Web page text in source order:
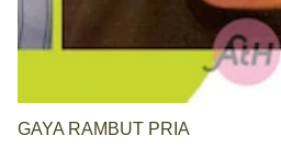
GAYA RAMBUT PRIA